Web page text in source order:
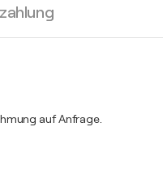
auf Anfrage.